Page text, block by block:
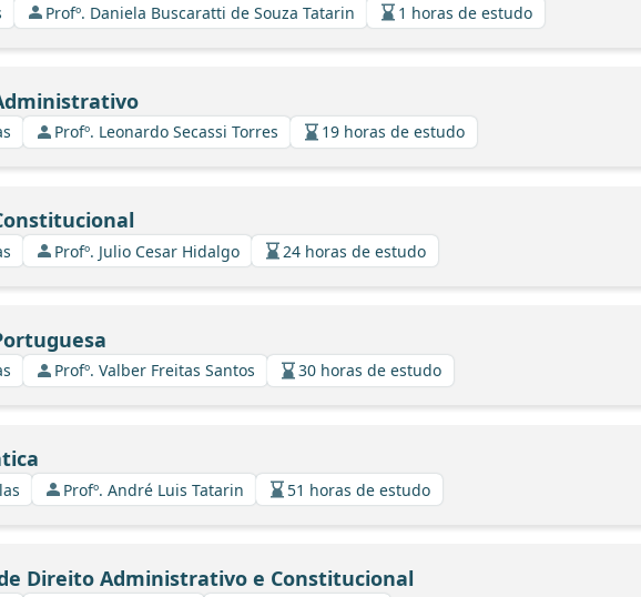
Profº. Daniela Buscaratti de Souza Tatarin 1 horas de estudo
Profº. Leonardo Secassi Torres 19 horas de estudo
Profº. Julio Cesar Hidalgo 24 horas de estudo
Profº. Valber Freitas Santos 30 horas de estudo
Profº. André Luis Tatarin 51 horas de estudo
Direito Administrativo e Constitucional